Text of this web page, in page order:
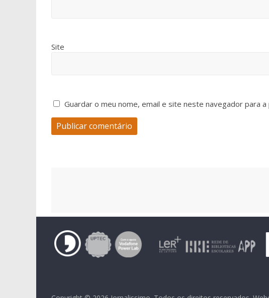
Site
Guardar o meu nome, email e site neste navegador para